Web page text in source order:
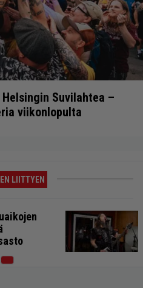
Suvilahtea –
viikonlopulta
LIITTYEN